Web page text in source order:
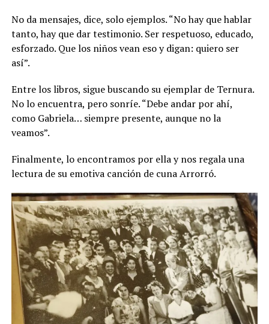
No da mensajes, dice, solo ejemplos. “No hay que hablar
tanto, hay que dar testimonio. Ser respetuoso, educado,
esforzado. Que los niños vean eso y digan: quiero ser
así”.
Entre los libros, sigue buscando su ejemplar de Ternura.
No lo encuentra, pero sonríe. “Debe andar por ahí,
como Gabriela… siempre presente, aunque no la
veamos”.
Finalmente, lo encontramos por ella y nos regala una
lectura de su emotiva canción de cuna Arrorró.